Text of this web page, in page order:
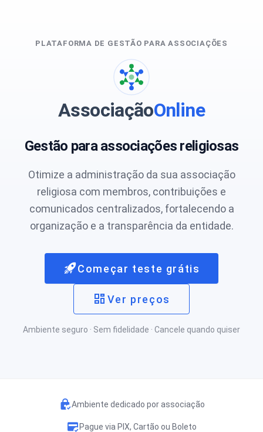
PLATAFORMA DE GESTÃO PARA ASSOCIAÇÕES
AssociaçãoOnline
Gestão para associações religiosas
Otimize a administração da sua associação
religiosa com membros, contribuições e
comunicados centralizados, fortalecendo a
organização e a transparência da entidade.
Começar teste grátis
Ver preços
Ambiente seguro · Sem fidelidade · Cancele quando quiser
Ambiente dedicado por associação
Pague via PIX, Cartão ou Boleto